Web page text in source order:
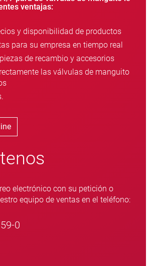
ventajas:
y disponibilidad de productos
para su empresa en tiempo real
de recambio y accesorios
las válvulas de manguito
electrónico con su petición o
equipo de ventas en el teléfono:
0